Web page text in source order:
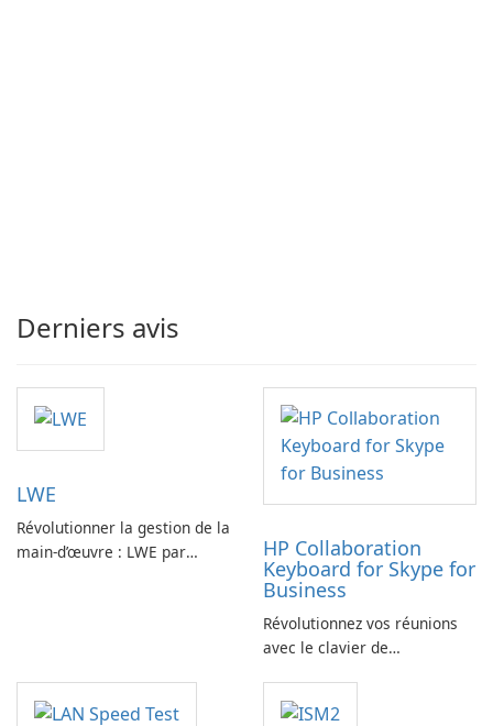
Derniers avis
LWE
Révolutionner la gestion de la
main-d’œuvre : LWE par
HP Collaboration
Keyboard for Skype for
Business
Révolutionnez vos réunions
avec le clavier de